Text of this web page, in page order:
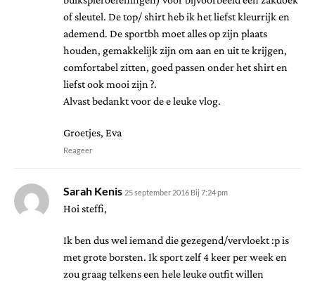
of sleutel. De top/ shirt heb ik het liefst kleurrijk en
ademend. De sportbh moet alles op zijn plaats
houden, gemakkelijk zijn om aan en uit te krijgen,
comfortabel zitten, goed passen onder het shirt en
liefst ook mooi zijn ?.
Alvast bedankt voor de e leuke vlog.
Groetjes, Eva
Reageer
Sarah Kenis 25 september 2016 Bij 7:24 pm
Hoi steffi,
Ik ben dus wel iemand die gezegend/vervloekt :p is
met grote borsten. Ik sport zelf 4 keer per week en
zou graag telkens een hele leuke outfit willen